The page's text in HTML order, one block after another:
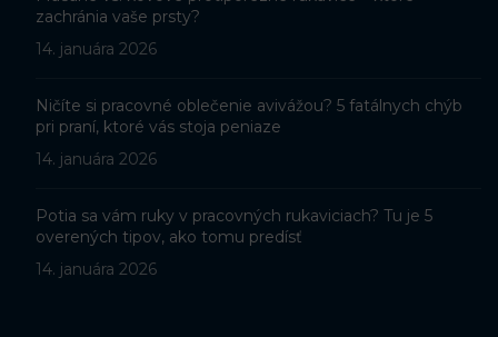
zachránia vaše prsty?
14. januára 2026
Ničíte si pracovné oblečenie avivážou? 5 fatálnych chýb
pri praní, ktoré vás stoja peniaze
14. januára 2026
Potia sa vám ruky v pracovných rukaviciach? Tu je 5
overených tipov, ako tomu predísť
14. januára 2026